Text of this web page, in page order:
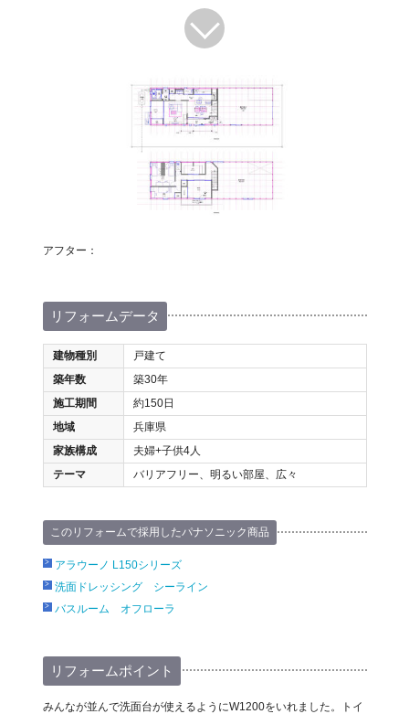
アフター：
リフォームデータ
建物種別
戸建て
築年数
築30年
施工期間
約150日
地域
兵庫県
家族構成
夫婦+子供4人
テーマ
バリアフリー、明るい部屋、広々
このリフォームで採用したパナソニック商品
アラウーノ L150シリーズ
洗面ドレッシング シーライン
バスルーム オフローラ
リフォームポイント
みんなが並んで洗面台が使えるようにW1200をいれました。トイ